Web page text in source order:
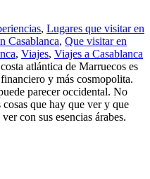
, Lugares que visitar en
Casablanca, Que visitar en
, Viajes, Viajes a Casablanca
atlántica de Marruecos es
y más cosmopolita.
parecer occidental. No
que hay que ver y que
con sus esencias árabes.